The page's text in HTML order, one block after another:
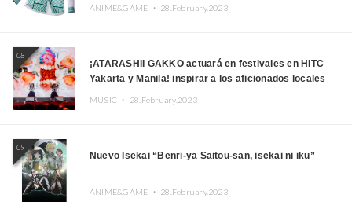
ANIME&GAME ・ 28.February.2023
08
¡ATARASHII GAKKO actuará en festivales en HITC
Yakarta y Manila! inspirar a los aficionados locales
MUSIC ・ 28.February.2023
09
Nuevo Isekai “Benri-ya Saitou-san, isekai ni iku”
ANIME&GAME ・ 28.February.2023